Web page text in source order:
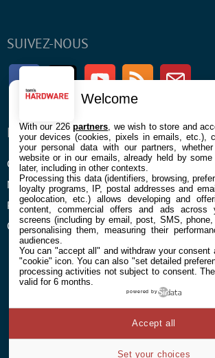
SUIVEZ-NOUS
FacebookTwitter Youtube RSS
ENTREPRISE
Confidentialité et Cookies
Mentions légales et CGU
Préférences Cookies
Qui sommes nous
À PROPOS
Contact
© 2026 Galaxie Media Tous droits
Welcome
With our 226partners , we wish to store and
your devices (cookies, pixels in emails, etc.),
your personal data with our partners,
website or in our emails, already held by
later, including in other contexts.
Processing this data (identifiers, browsing,
loyalty programs, IP, postal addresses and
geolocation, etc.) allows developing and
content, commercial offers and ads across
screens (including by email, post, SMS, phone,
personalising them, measuring their
audiences.
You can "accept all" and withdraw your
"cookie" icon. You can also "set detailed
processing activities not subject to consent.
valid for 6 months.
powered by
Set your choices
Accept all